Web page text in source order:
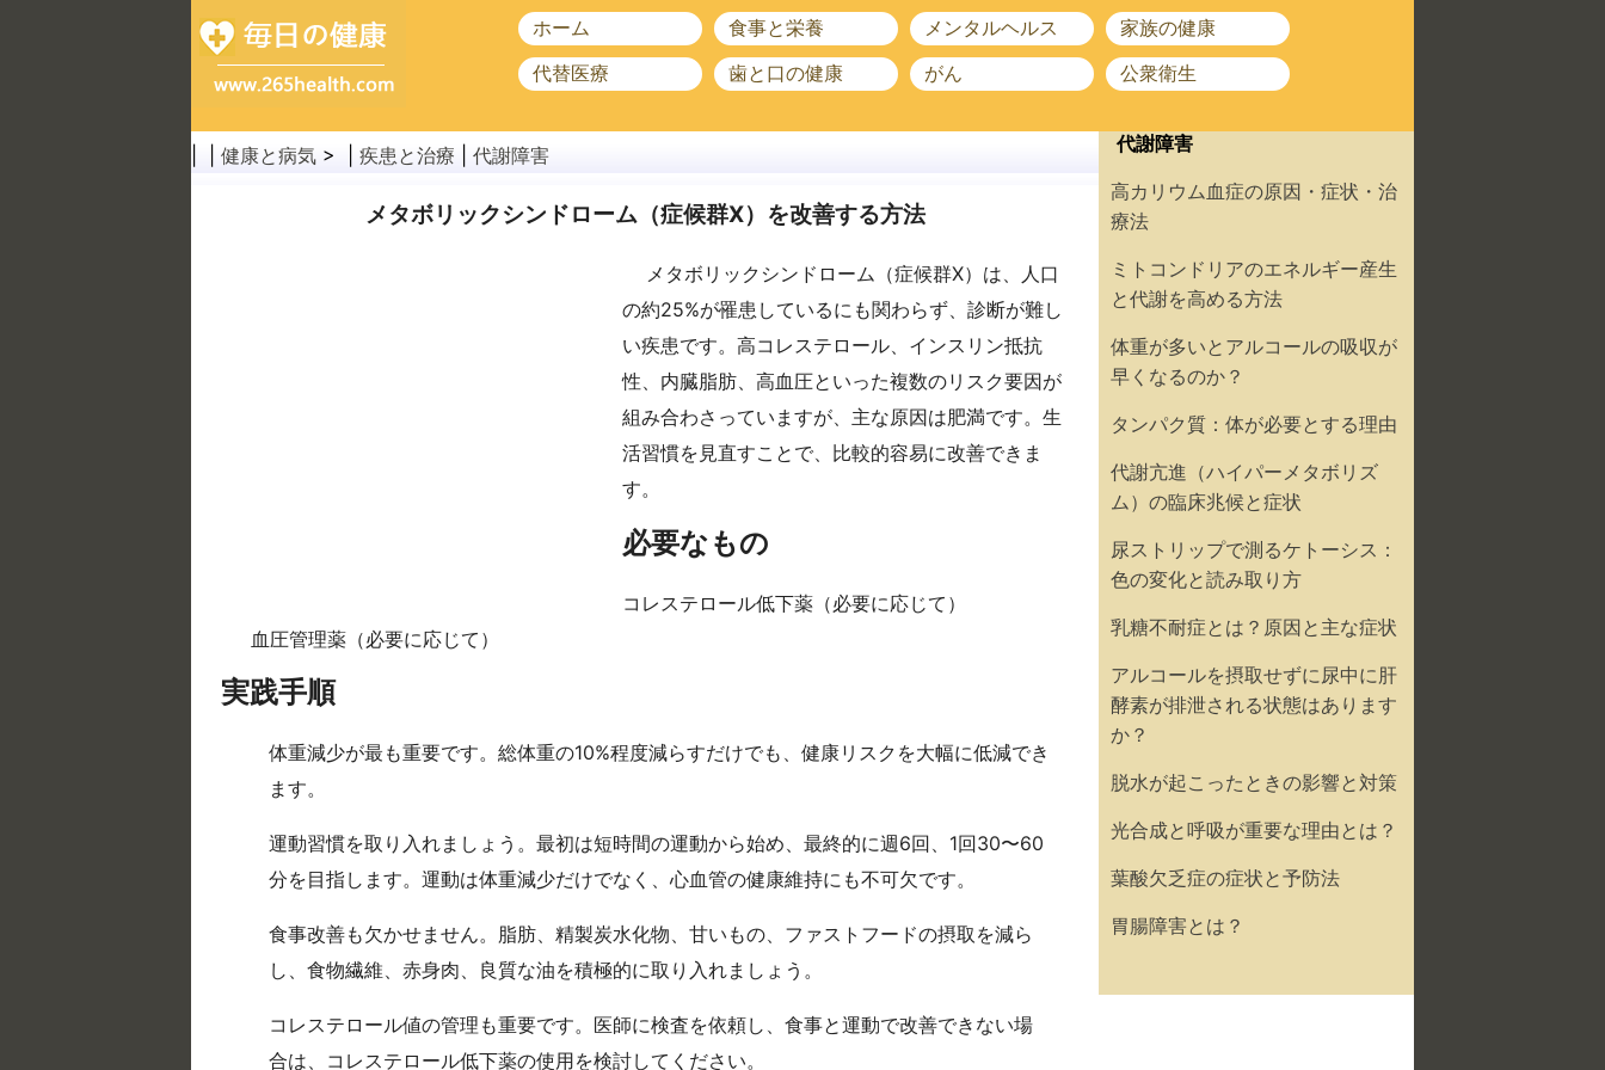
ホーム 食事と栄養 メンタルヘルス
家族の健康
代替医療
歯と口の健康 がん 公衆衛生
健康と病気 > | 疾患と治療 代謝障害
メタボリックシンドローム（症候群X）を改善する方法
メタボリックシンドローム（症候群X）は、人口
の約25%が罹患しているにも関わらず、診断が難し
い疾患です。高コレステロール、インスリン抵抗
性、内臓脂肪、高血圧といった複数のリスク要因が
組み合わさっていますが、主な原因は肥満です。生
活習慣を見直すことで、比較的容易に改善できま
す。
必要なもの
コレステロール低下薬（必要に応じて）
血圧管理薬（必要に応じて）
実践手順
体重減少が最も重要です。総体重の10%程度減らすだけでも、健康リスクを大幅に低減でき
ます。
運動習慣を取り入れましょう。最初は短時間の運動から始め、最終的に週6回、1回30〜60
分を目指します。運動は体重減少だけでなく、心血管の健康維持にも不可欠です。
食事改善も欠かせません。脂肪、精製炭水化物、甘いもの、ファストフードの摂取を減ら
し、食物繊維、赤身肉、良質な油を積極的に取り入れましょう。
コレステロール値の管理も重要です。医師に検査を依頼し、食事と運動で改善できない場
合は、コレステロール低下薬の使用を検討してください。
代謝障害
高カリウム血症の原因・症状・治
療法
ミトコンドリアのエネルギー産生
と代謝を高める方法
体重が多いとアルコールの吸収が
早くなるのか？
タンパク質：体が必要とする理由
代謝亢進（ハイパーメタボリズ
ム）の臨床兆候と症状
尿ストリップで測るケトーシス：
色の変化と読み取り方
乳糖不耐症とは？原因と主な症状
アルコールを摂取せずに尿中に肝
酵素が排泄される状態はあります
か？
脱水が起こったときの影響と対策
光合成と呼吸が重要な理由とは？
葉酸欠乏症の症状と予防法
胃腸障害とは？